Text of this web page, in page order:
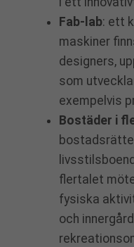
Fab-lab: ett
maskiner
designers,
som
exempelvis
Bostäder i
flertalet
fysiska
och